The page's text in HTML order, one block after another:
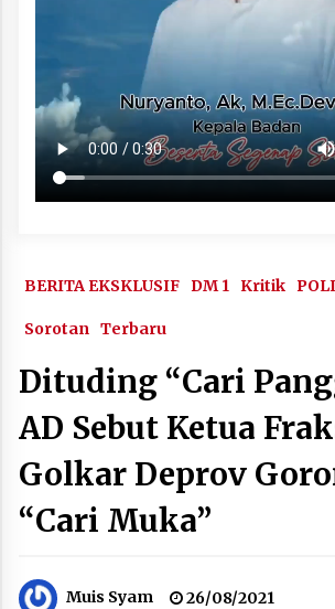
BERITA EKSKLUSIF DM 1 Kritik
Sorotan Terbaru
Dituding “Cari
AD Sebut Ketua
Golkar Deprov
“Cari Muka”
Muis Syam 26/08/2021